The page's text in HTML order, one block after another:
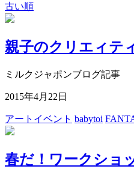
古い順
親子のクリエィテ
ミルクジャポンブログ記事
2015年4月22日
アートイベント babytoi
春だ！ワークショ